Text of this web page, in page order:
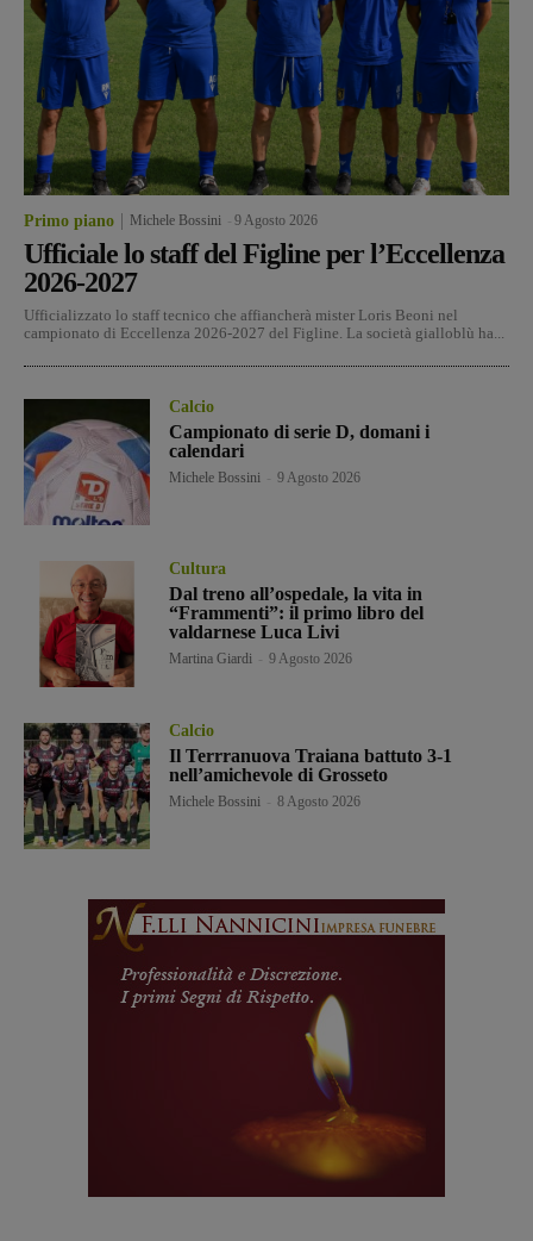
Primo piano Michele Bossini 9 Agosto 2026
Ufficiale lo staff del Figline per l’Eccellenza
2026-2027
Ufficializzato lo staff tecnico che affiancherà mister Loris Beoni nel
campionato di Eccellenza 2026-2027 del Figline. La società gialloblù ha...
Calcio
Campionato di serie D, domani i
calendari
Michele Bossini 9 Agosto 2026
Cultura
Dal treno all’ospedale, la vita in
“Frammenti”: il primo libro del
valdarnese Luca Livi
Martina Giardi 9 Agosto 2026
Calcio
Il Terrranuova Traiana battuto 3-1
nell’amichevole di Grosseto
Michele Bossini 8 Agosto 2026